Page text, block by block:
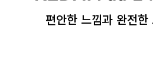
편안한 느낌과 완전한